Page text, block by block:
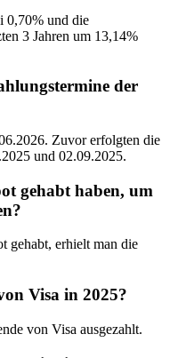
0,70% und die
3 Jahren um 13,14%
der
Zuvor erfolgten die
und 02.09.2025.
gehabt haben, um
gehabt, erhielt man die
Visa in 2025?
von Visa ausgezahlt.